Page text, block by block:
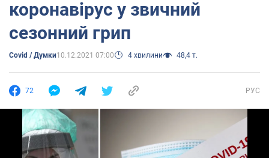
коронавірус у звичний
сезонний грип
Covid / Думки10.12.2021 07:00 4 хвилини 48,4 т.
72 РУС